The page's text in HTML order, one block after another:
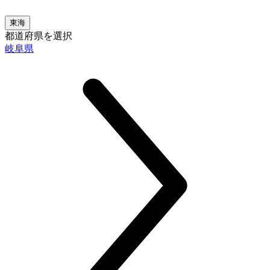
東海
都道府県を選択
岐阜県